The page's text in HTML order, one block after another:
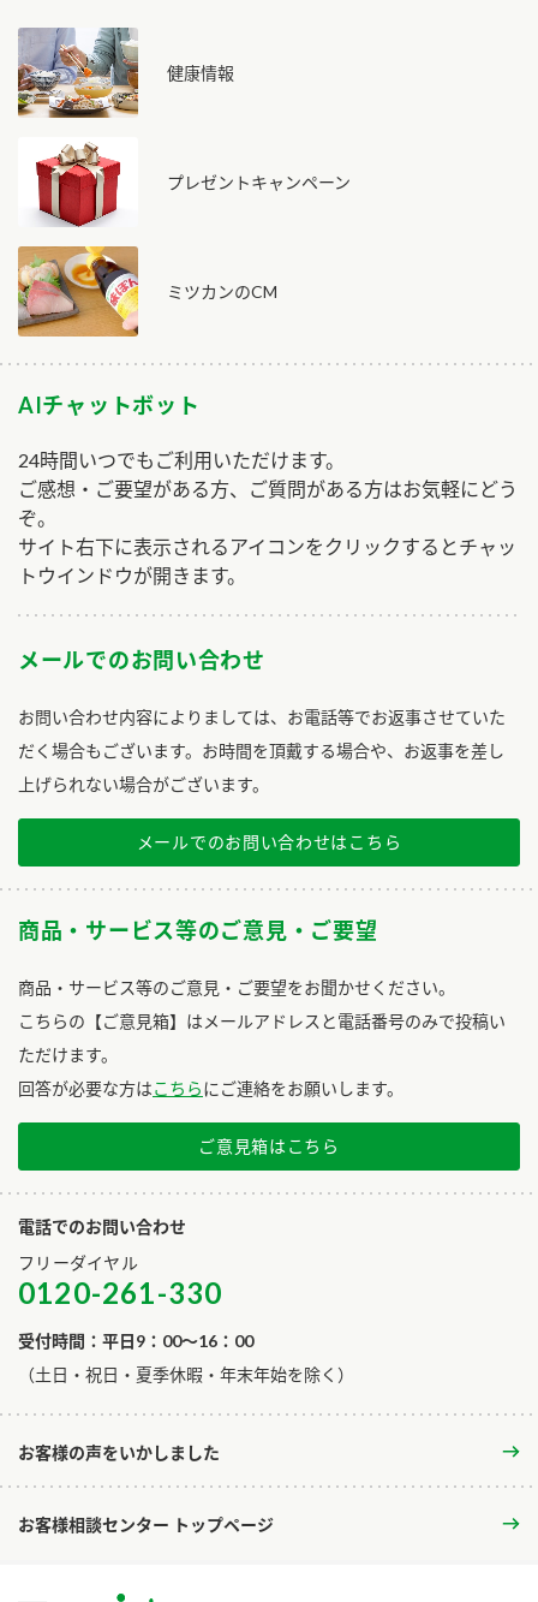
健康情報
プレゼントキャンペーン
ミツカンのCM
AIチャットボット
24時間いつでもご利用いただけます。
ご感想・ご要望がある方、ご質問がある方はお気軽にどう
ぞ。
サイト右下に表示されるアイコンをクリックするとチャッ
トウインドウが開きます。
メールでのお問い合わせ
お問い合わせ内容によりましては、お電話等でお返事させていた
だく場合もございます。お時間を頂戴する場合や、お返事を差し
上げられない場合がございます。
メールでのお問い合わせはこちら
商品・サービス等のご意見・ご要望
商品・サービス等のご意見・ご要望をお聞かせください。
こちらの【ご意見箱】はメールアドレスと電話番号のみで投稿い
ただけます。
回答が必要な方はこちらにご連絡をお願いします。
ご意見箱はこちら
電話でのお問い合わせ
フリーダイヤル
0120-261-330
受付時間：平日9：00～16：00
​（土日・祝日・夏季休暇・年末年始を除く）
お客様の声をいかしました
お客様相談センター トップページ